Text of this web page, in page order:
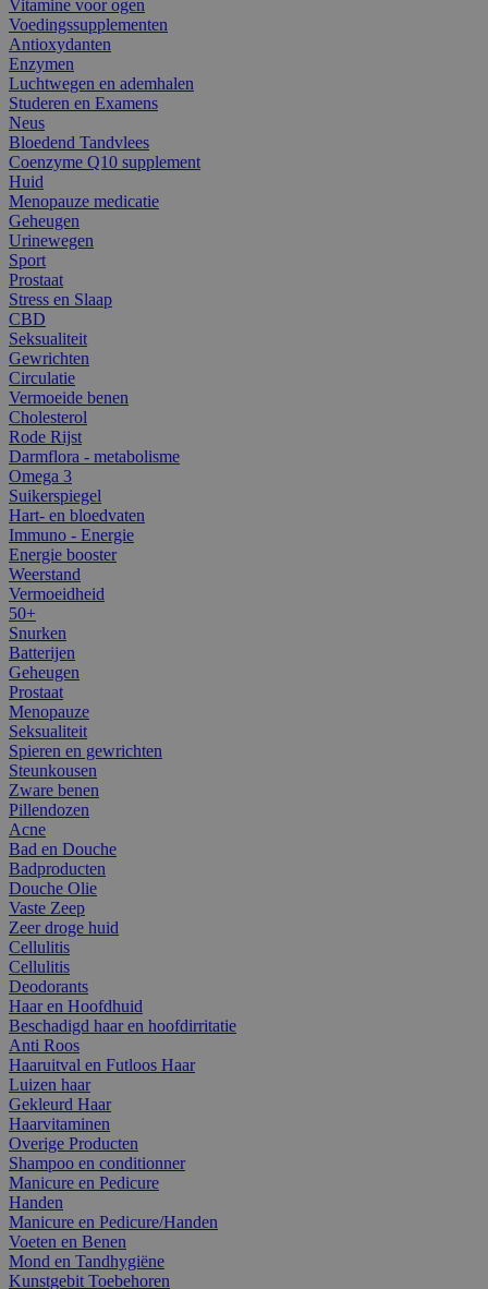
Vitamine voor ogen
Voedingssupplementen
Antioxydanten
Enzymen
Luchtwegen en ademhalen
Studeren en Examens
Neus
Bloedend Tandvlees
Coenzyme Q10 supplement
Huid
Menopauze medicatie
Geheugen
Urinewegen
Sport
Prostaat
Stress en Slaap
CBD
Seksualiteit
Gewrichten
Circulatie
Vermoeide benen
Cholesterol
Rode Rijst
Darmflora - metabolisme
Omega 3
Suikerspiegel
Hart- en bloedvaten
Immuno - Energie
Energie booster
Weerstand
Vermoeidheid
50+
Snurken
Batterijen
Geheugen
Prostaat
Menopauze
Seksualiteit
Spieren en gewrichten
Steunkousen
Zware benen
Pillendozen
Acne
Bad en Douche
Badproducten
Douche Olie
Vaste Zeep
Zeer droge huid
Cellulitis
Cellulitis
Deodorants
Haar en Hoofdhuid
Beschadigd haar en hoofdirritatie
Anti Roos
Haaruitval en Futloos Haar
Luizen haar
Gekleurd Haar
Haarvitaminen
Overige Producten
Shampoo en conditionner
Manicure en Pedicure
Handen
Manicure en Pedicure/Handen
Voeten en Benen
Mond en Tandhygiëne
Kunstgebit Toebehoren